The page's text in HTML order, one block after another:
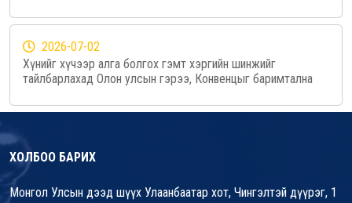
2026-07-02
Хүнийг хүчээр алга болгох гэмт хэргийн шинжийг
тайлбарлахад Олон улсын гэрээ, Конвенцыг баримтална
ХОЛБОО БАРИХ
Монгол Улсын дээд шүүх Улаанбаатар хот, Чингэлтэй дүүрэг, 1